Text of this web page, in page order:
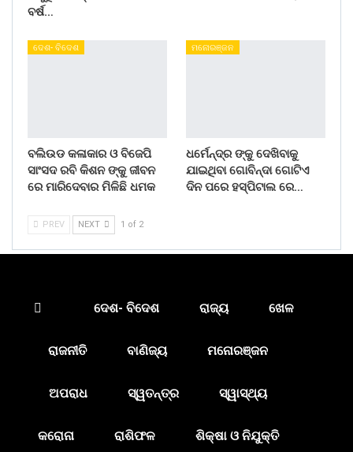
ବର୍ଷ…
ଦେଶ- ବିଦେଶ
ବଲିଉଡ କଳାକାର ଓ ବିଜେପି
ସାଂସଦ ରବି କିଶନ ଙ୍କୁ ଜୀବନ
ରେ ମାରିଦେବାର ମିଳିଛି ଧମକ
ମନୋରଞ୍ଜନ
ଧର୍ମେନ୍ଦ୍ର ଙ୍କୁ ଦେଖିବାକୁ
ଯାଇଥିବା ଗୋବିନ୍ଦା ଗୋଟିଏ
ଦିନ ପରେ ହସ୍ପିଟାଲ ରେ…
PREV NEXT 1 of 2
ଦେଶ- ବିଦେଶ ରାଜ୍ୟ ଖେଳ
ରାଜନୀତି ବାଣିଜ୍ୟ ମନୋରଞ୍ଜନ
ଅପରାଧ ସ୍ୱତନ୍ତ୍ର ସ୍ୱାସ୍ଥ୍ୟ
କରୋନା ରାଶିଫଳ ଶିକ୍ଷା ଓ ନିଯୁକ୍ତି